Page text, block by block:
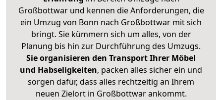
Großbottwar und kennen die Anforderungen, die
ein Umzug von Bonn nach Großbottwar mit sich
bringt. Sie kümmern sich um alles, von der
Planung bis hin zur Durchführung des Umzugs.
Sie organisieren den Transport Ihrer Möbel
und Habseligkeiten, packen alles sicher ein und
sorgen dafür, dass alles rechtzeitig an Ihrem
neuen Zielort in Großbottwar ankommt.